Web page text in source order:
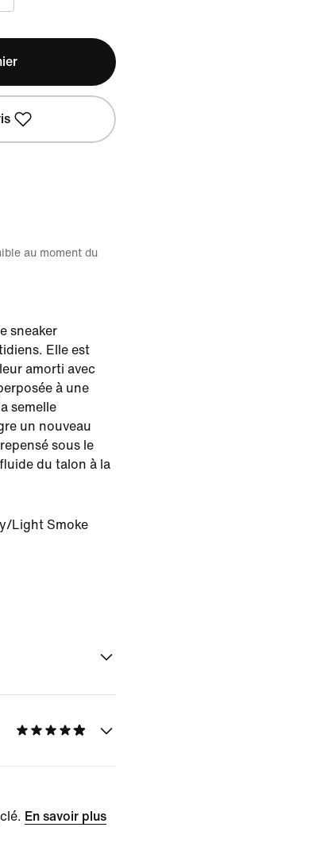
au moment du
sneaker
Elle est
amorti avec
à une
semelle
un nouveau
sous le
du talon à la
Light Smoke
En savoir plus